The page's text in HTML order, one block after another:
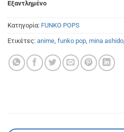
Εξαντλημένο
Κατηγορία: FUNKO POPS
Ετικέτες: anime funko pop mina ashido